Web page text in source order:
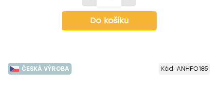
Do košíku
ČESKÁ VÝROBA Kód: ANHFO185